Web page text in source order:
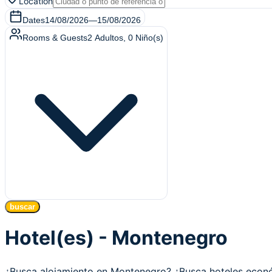
Dates14/08/2026—15/08/2026
Rooms & Guests2 Adultos 0 Niño(s)
buscar
Hotel(es) - Montenegro